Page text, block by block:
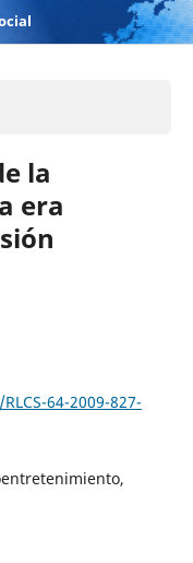
la
era
64-2009-827-